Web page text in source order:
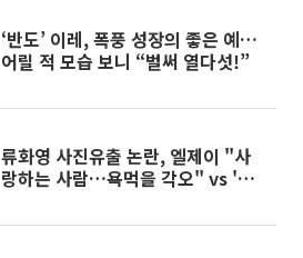
‘반도’ 이레, 폭풍 성장의 좋은 예…
어릴 적 모습 보니 “벌써 열다섯!”
류화영 사진유출 논란, 엘제이 "사
랑하는 사람…욕먹을 각오" vs '류
지워요"